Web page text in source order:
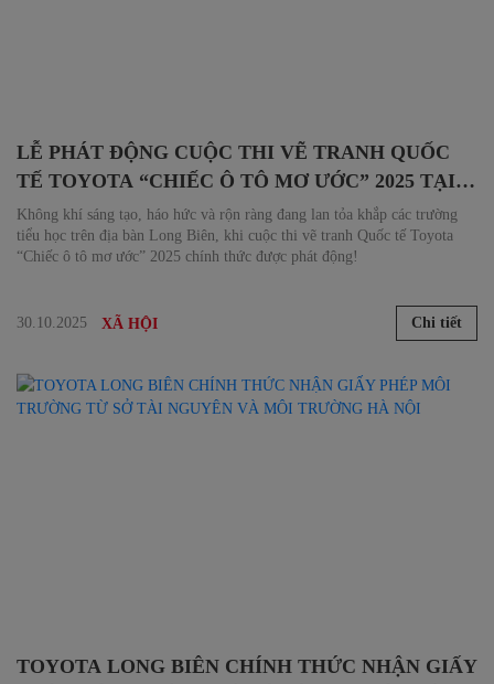
LỄ PHÁT ĐỘNG CUỘC THI VẼ TRANH QUỐC
TẾ TOYOTA “CHIẾC Ô TÔ MƠ ƯỚC” 2025 TẠI
CÁC ĐIỂM TRƯỜNG Ở LONG BIÊN
Không khí sáng tạo, háo hức và rộn ràng đang lan tỏa khắp các trường
tiểu học trên địa bàn Long Biên, khi cuộc thi vẽ tranh Quốc tế Toyota
“Chiếc ô tô mơ ước” 2025 chính thức được phát động!
30.10.2025 XÃ HỘI Chi tiết
TOYOTA LONG BIÊN CHÍNH THỨC NHẬN GIẤY